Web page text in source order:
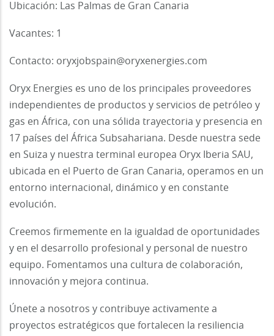
Ubicación: Las Palmas de Gran Canaria
Vacantes: 1
Contacto: oryxjobspain@oryxenergies.com
Oryx Energies es uno de los principales proveedores
independientes de productos y servicios de petróleo y
gas en África, con una sólida trayectoria y presencia en
17 países del África Subsahariana. Desde nuestra sede
en Suiza y nuestra terminal europea Oryx Iberia SAU,
ubicada en el Puerto de Gran Canaria, operamos en un
entorno internacional, dinámico y en constante
evolución.
Creemos firmemente en la igualdad de oportunidades
y en el desarrollo profesional y personal de nuestro
equipo. Fomentamos una cultura de colaboración,
innovación y mejora continua.
Únete a nosotros y contribuye activamente a
proyectos estratégicos que fortalecen la resiliencia